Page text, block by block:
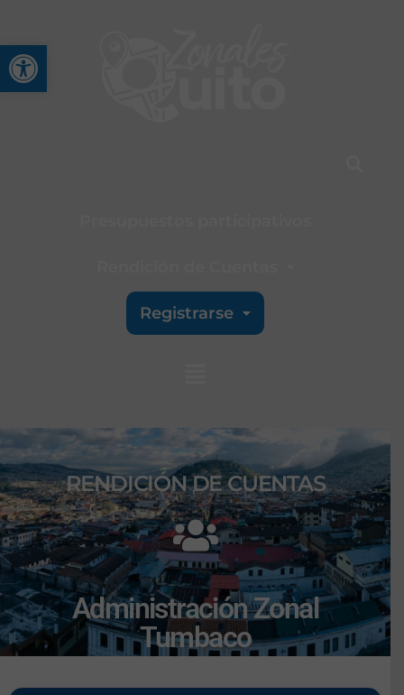
Abrir barra de
Registrarse
RENDICIÓN DE CUENTAS
Administración Zonal
Tumbaco